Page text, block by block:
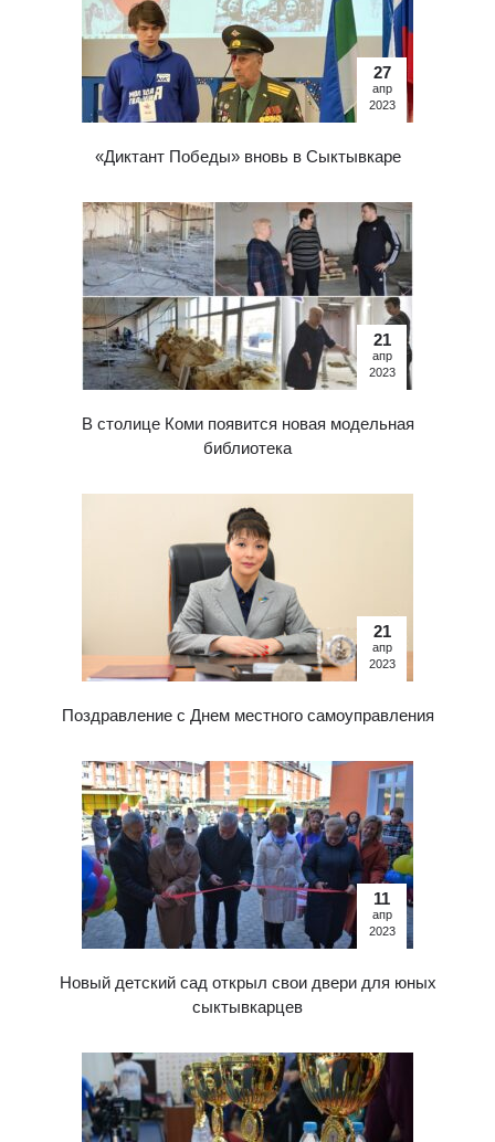
«Диктант Победы» вновь в Сыктывкаре
27
апр
2023
В столице Коми появится новая модельная
библиотека
21
апр
2023
Поздравление с Днем местного самоуправления
21
апр
2023
Новый детский сад открыл свои двери для юных
сыктывкарцев
11
апр
2023